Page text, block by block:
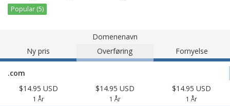
Popular (5)
Domenenavn
Ny pris
Overføring Fornyelse
.com
$14.95 USD
1 År
$14.95 USD
1 År
$14.95 USD
1 År